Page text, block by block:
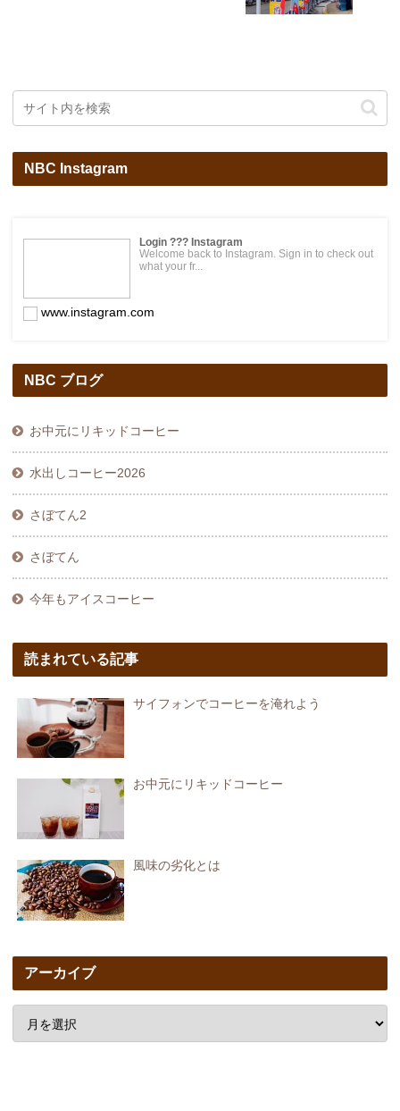
NBC Instagram
Login ??? Instagram
Welcome back to Instagram. Sign in to check out
what your fr...
www.instagram.com
NBC ブログ
お中元にリキッドコーヒー
水出しコーヒー2026
さぼてん2
さぼてん
今年もアイスコーヒー
読まれている記事
サイフォンでコーヒーを淹れよう
お中元にリキッドコーヒー
風味の劣化とは
アーカイブ